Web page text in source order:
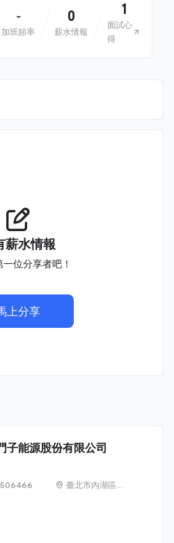
-
加班頻率
0
薪水情報
1
面試心
得
薪水情報
位分享者吧！
上分享
能源股份有限公司
臺北市內湖區